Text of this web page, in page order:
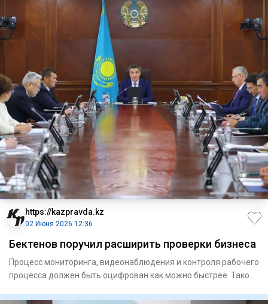
https://kazpravda.kz
02 Июня 2026 12:36
Бектенов поручил расширить проверки бизнеса
Процесс мониторинга, видеонаблюдения и контроля рабочего
процесса должен быть оцифрован как можно быстрее. Такое